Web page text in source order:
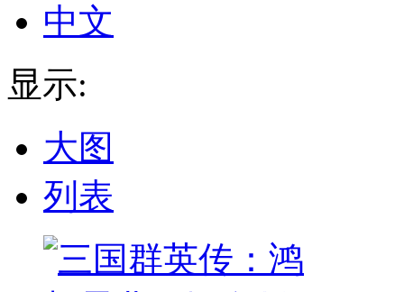
中文
显示:
大图
列表